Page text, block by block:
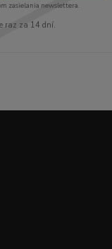
zasielania newslettera.
raz za 14 dní.